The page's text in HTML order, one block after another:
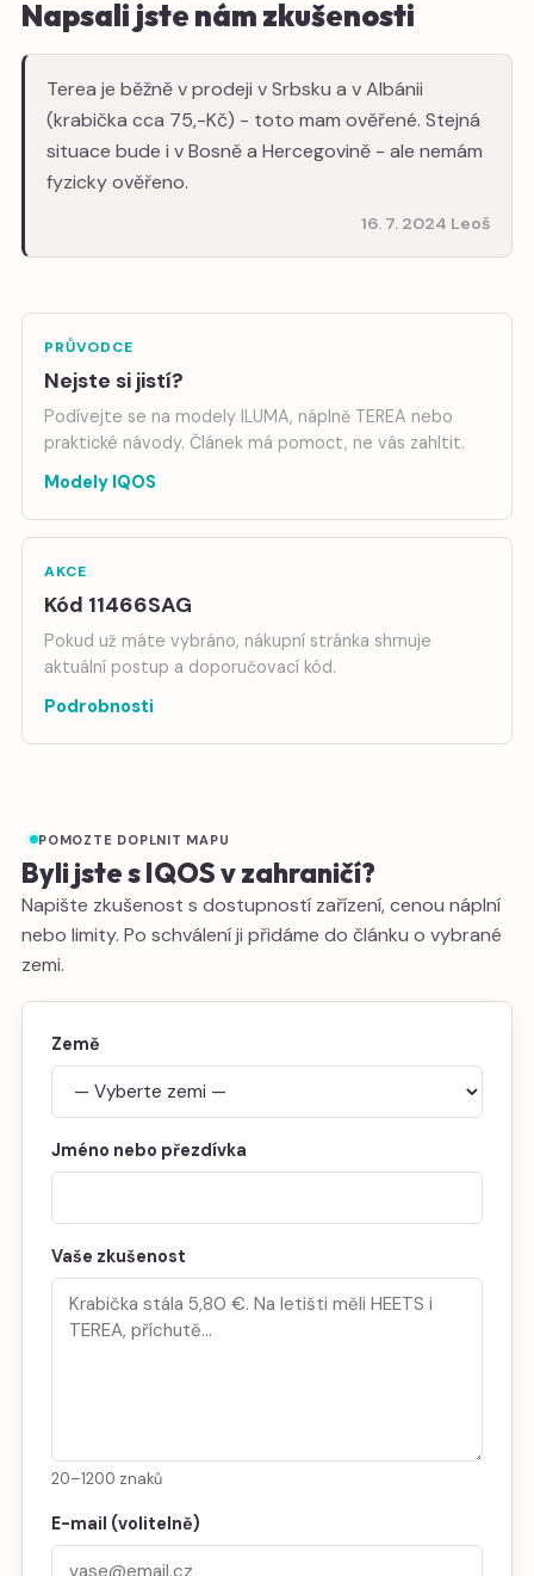
Napsali jste nám zkušenosti
Terea je běžně v prodeji v Srbsku a v Albánii
(krabička cca 75,-Kč) - toto mam ověřené. Stejná
situace bude i v Bosně a Hercegovině - ale nemám
fyzicky ověřeno.
16. 7. 2024 Leoš
PRŮVODCE
Nejste si jistí?
Podívejte se na modely ILUMA, náplně TEREA nebo
praktické návody. Článek má pomoct, ne vás zahltit.
Modely IQOS
AKCE
Kód 11466SAG
Pokud už máte vybráno, nákupní stránka shrnuje
aktuální postup a doporučovací kód.
Podrobnosti
POMOZTE DOPLNIT MAPU
Byli jste s IQOS v zahraničí?
Napište zkušenost s dostupností zařízení, cenou náplní
nebo limity. Po schválení ji přidáme do článku o vybrané
zemi.
Země
Jméno nebo přezdívka
Vaše zkušenost
20–1200 znaků
E-mail (volitelně)